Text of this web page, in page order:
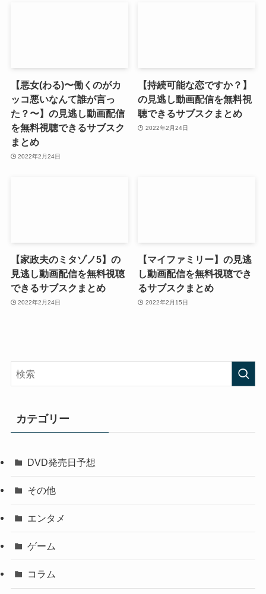
【悪女(わる)〜働くのがカ
ッコ悪いなんて誰が言っ
た？〜】の見逃し動画配信
を無料視聴できるサブスク
まとめ
2022年2月24日
【持続可能な恋ですか？】
の見逃し動画配信を無料視
聴できるサブスクまとめ
2022年2月24日
【家政夫のミタゾノ5】の
見逃し動画配信を無料視聴
できるサブスクまとめ
2022年2月24日
【マイファミリー】の見逃
し動画配信を無料視聴でき
るサブスクまとめ
2022年2月15日
カテゴリー
DVD発売日予想
その他
エンタメ
ゲーム
コラム